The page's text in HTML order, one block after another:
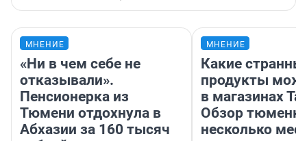
МНЕНИЕ
«Ни в чем себе не
отказывали».
Пенсионерка из
Тюмени отдохнула в
Абхазии за 160 тысяч
МНЕНИЕ
Какие
продукты
в магазинах
Обзор
несколько